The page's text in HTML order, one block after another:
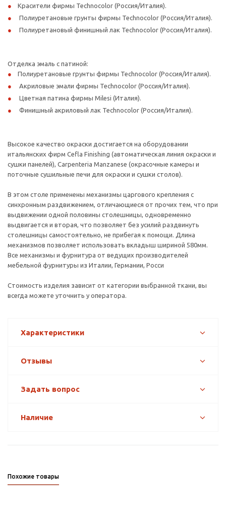
Красители фирмы Technocolor (Россия/Италия).
Полиуретановые грунты фирмы Technocolor (Россия/Италия).
Полиуретановый финишный лак Technocolor (Россия/Италия).
Отделка эмаль с патиной:
Полиуретановые грунты фирмы Technocolor (Россия/Италия).
Акриловые эмали фирмы Technocolor (Россия/Италия).
Цветная патина фирмы Milesi (Италия).
Финишный акриловый лак Technocolor (Россия/Италия).
Высокое качество окраски достигается на оборудовании
итальянских фирм Cefla Finishing (автоматическая линия окраски и
сушки панелей), Carpenteria Manzanese (окрасочные камеры и
поточные сушильные печи для окраски и сушки столов).
В этом столе применены механизмы царгового крепления с
синхронным раздвижением, отличающиеся от прочих тем, что при
выдвижении одной половины столешницы, одновременно
выдвигается и вторая, что позволяет без усилий раздвинуть
столешницы самостоятельно, не прибегая к помощи. Длина
механизмов позволяет использовать вкладыш шириной 580мм.
Все механизмы и фурнитура от ведущих производителей
мебельной фурнитуры из Италии, Германии, Росси
Стоимость изделия зависит от категории выбранной ткани, вы
всегда можете уточнить у оператора.
Характеристики
Отзывы
Задать вопрос
Наличие
Похожие товары